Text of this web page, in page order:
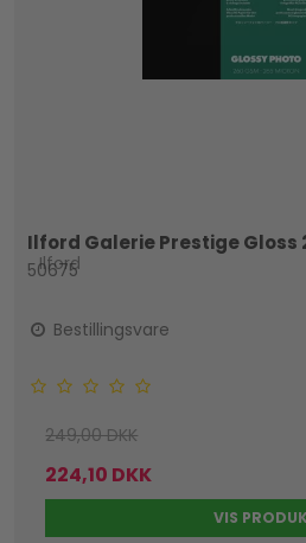
Ilford Galerie Prestige Gloss
Ilford
50675
Bestillingsvare
249,00 DKK
224,10 DKK
VIS